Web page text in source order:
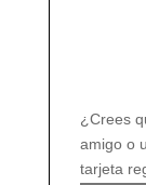
¿Crees
amigo o
tarjeta